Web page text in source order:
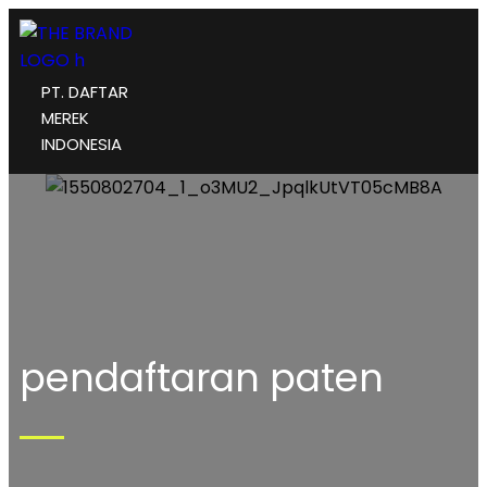
PT. DAFTAR
MEREK
INDONESIA
pendaftaran paten